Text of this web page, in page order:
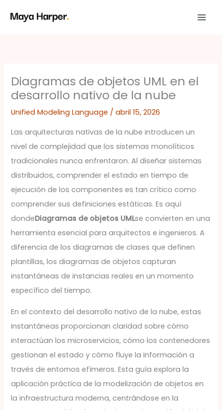
Diagramas de objetos UML en el
desarrollo nativo de la nube
Unified Modeling Language /abril 15, 2026
Las arquitecturas nativas de la nube introducen un
nivel de complejidad que los sistemas monolíticos
tradicionales nunca enfrentaron. Al diseñar sistemas
distribuidos, comprender el estado en tiempo de
ejecución de los componentes es tan crítico como
comprender sus definiciones estáticas. Es aquí
dondeDiagramas de objetos UMLse convierten en una
herramienta esencial para arquitectos e ingenieros. A
diferencia de los diagramas de clases que definen
plantillas, los diagramas de objetos capturan
instantáneas de instancias reales en un momento
específico del tiempo.
En el contexto del desarrollo nativo de la nube, estas
instantáneas proporcionan claridad sobre cómo
interactúan los microservicios, cómo los contenedores
gestionan el estado y cómo fluye la información a
través de entornos efímeros. Esta guía explora la
aplicación práctica de la modelización de objetos en
la infraestructura moderna, centrándose en la